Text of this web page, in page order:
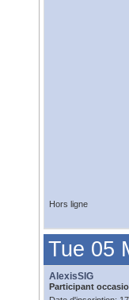
Hors ligne
Tue 05
AlexisSIG
Participant